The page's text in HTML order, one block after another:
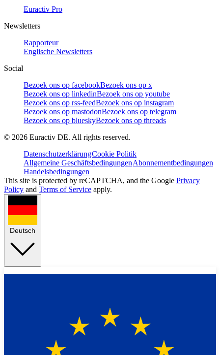
Euractiv Pro
Newsletters
Rapporteur
Englische Newsletters
Social
Bezoek ons op facebookBezoek ons op x
Bezoek ons op linkedinBezoek ons op youtube
Bezoek ons op rss-feedBezoek ons op instagram
Bezoek ons op mastodonBezoek ons op telegram
Bezoek ons op blueskyBezoek ons op threads
© 2026 Euractiv DE. All rights reserved.
DatenschutzerklärungCookie Politik
Allgemeine GeschäftsbedingungenAbonnementbedingungen
Handelsbedingungen
This site is protected by reCAPTCHA, and the Google Privacy
Policy and Terms of Service apply.
Deutsch